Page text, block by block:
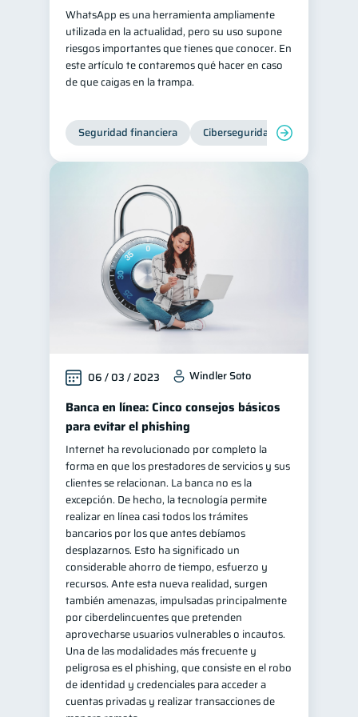
inversiones
Salud mental 1 ahorro 1
Retiro Doble sueldo
información financiera
WhatsApp es una herramienta ampliamente
utilizada en la actualidad, pero su uso supone
riesgos importantes que tienes que conocer. En
este artículo te contaremos qué hacer en caso
de que caigas en la trampa.
Seguridad financiera Ciberseguridad
06 / 03 / 2023 Windler Soto
Banca en línea: Cinco consejos básicos
para evitar el phishing
Internet ha revolucionado por completo la
forma en que los prestadores de servicios y sus
clientes se relacionan. La banca no es la
excepción. De hecho, la tecnología permite
realizar en línea casi todos los trámites
bancarios por los que antes debíamos
desplazarnos. Esto ha significado un
considerable ahorro de tiempo, esfuerzo y
recursos. Ante esta nueva realidad, surgen
también amenazas, impulsadas principalmente
por ciberdelincuentes que pretenden
aprovecharse usuarios vulnerables o incautos.
Una de las modalidades más frecuente y
peligrosa es el phishing, que consiste en el robo
de identidad y credenciales para acceder a
cuentas privadas y realizar transacciones de